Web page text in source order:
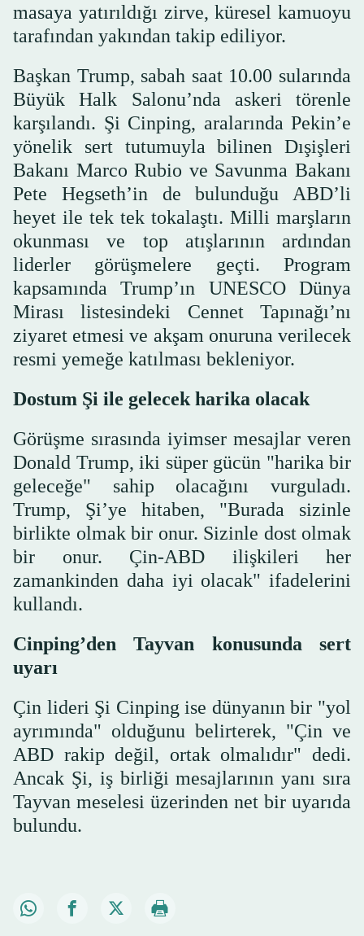
masaya yatırıldığı zirve, küresel kamuoyu
tarafından yakından takip ediliyor.
Başkan Trump, sabah saat 10.00 sularında
Büyük Halk Salonu’nda askeri törenle
karşılandı. Şi Cinping, aralarında Pekin’e
yönelik sert tutumuyla bilinen Dışişleri
Bakanı Marco Rubio ve Savunma Bakanı
Pete Hegseth’in de bulunduğu ABD’li
heyet ile tek tek tokalaştı. Milli marşların
okunması ve top atışlarının ardından
liderler görüşmelere geçti. Program
kapsamında Trump’ın UNESCO Dünya
Mirası listesindeki Cennet Tapınağı’nı
ziyaret etmesi ve akşam onuruna verilecek
resmi yemeğe katılması bekleniyor.
Dostum Şi ile gelecek harika olacak
Görüşme sırasında iyimser mesajlar veren
Donald Trump, iki süper gücün "harika bir
geleceğe" sahip olacağını vurguladı.
Trump, Şi’ye hitaben, "Burada sizinle
birlikte olmak bir onur. Sizinle dost olmak
bir onur. Çin-ABD ilişkileri her
zamankinden daha iyi olacak" ifadelerini
kullandı.
Cinping’den Tayvan konusunda sert
uyarı
Çin lideri Şi Cinping ise dünyanın bir "yol
ayrımında" olduğunu belirterek, "Çin ve
ABD rakip değil, ortak olmalıdır" dedi.
Ancak Şi, iş birliği mesajlarının yanı sıra
Tayvan meselesi üzerinden net bir uyarıda
bulundu.